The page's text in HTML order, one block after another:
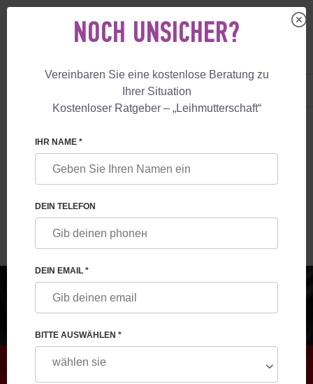
LEIHMUTTER IN DEUTSCHLAND
NOCH UNSICHER?
Vereinbaren Sie eine kostenlose Beratung zu
Ihrer Situation
Kostenloser Ratgeber – „Leihmutterschaft“
IHR NAME *
DEIN TELEFON
DEIN EMAIL *
BITTE AUSWÄHLEN *